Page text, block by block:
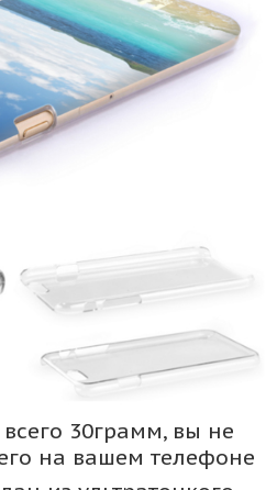
всего 30грамм, вы не
на вашем телефоне